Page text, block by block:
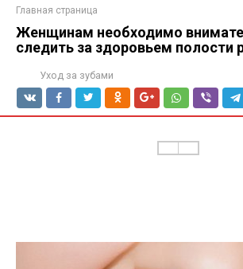
Главная страница
Женщинам необходимо
следить за здоровьем полости
Уход за зубами